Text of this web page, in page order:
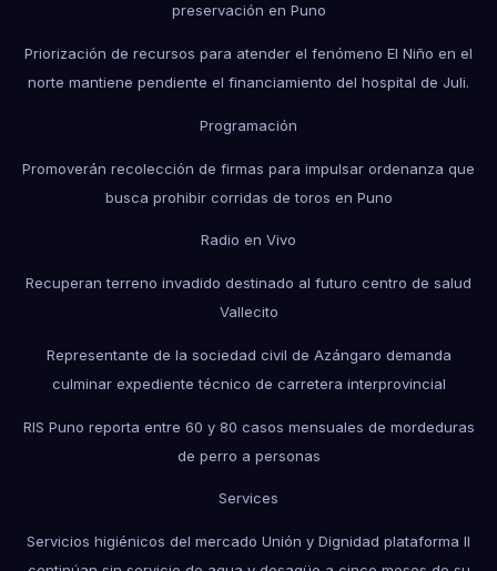
preservación en Puno
Priorización de recursos para atender el fenómeno El Niño en el
norte mantiene pendiente el financiamiento del hospital de Juli.
Programación
Promoverán recolección de firmas para impulsar ordenanza que
busca prohibir corridas de toros en Puno
Radio en Vivo
Recuperan terreno invadido destinado al futuro centro de salud
Vallecito
Representante de la sociedad civil de Azángaro demanda
culminar expediente técnico de carretera interprovincial
RIS Puno reporta entre 60 y 80 casos mensuales de mordeduras
de perro a personas
Services
Servicios higiénicos del mercado Unión y Dignidad plataforma II